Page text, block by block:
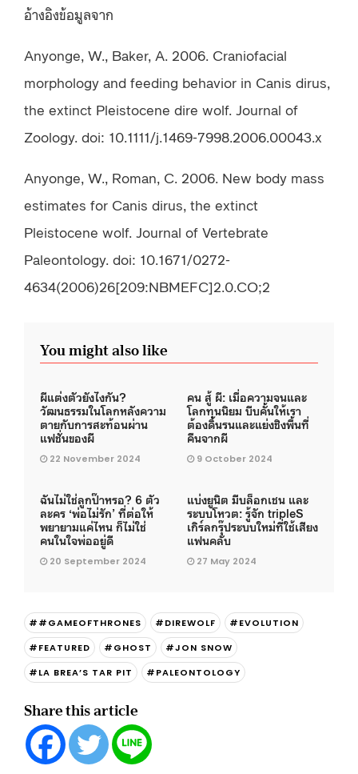
อ้างอิงข้อมูลจาก
Anyonge, W., Baker, A. 2006. Craniofacial
morphology and feeding behavior in Canis dirus,
the extinct Pleistocene dire wolf. Journal of
Zoology. doi: 10.1111/j.1469-7998.2006.00043.x
Anyonge, W., Roman, C. 2006. New body mass
estimates for Canis dirus, the extinct
Pleistocene wolf. Journal of Vertebrate
Paleontology. doi: 10.1671/0272-
4634(2006)26[209:NBMEFC]2.0.CO;2
You might also like
ผีแต่งตัวยังไงกัน?
วัฒนธรรมในโลกหลังความ
ตายกับการสะท้อนผ่าน
แฟชั่นของผี
22 November 2024
คน สู้ ผี: เมื่อความจนและ
โลกทุนนิยม บีบคั้นให้เรา
ต้องดิ้นรนและแย่งชิงพื้นที่
คืนจากผี
9 October 2024
ฉันไม่ใช่ลูกป๊าหรอ? 6 ตัว
ละคร ‘พ่อไม่รัก’ ที่ต่อให้
พยายามแค่ไหน ก็ไม่ใช่
คนในใจพ่ออยู่ดี
20 September 2024
แบ่งยูนิต มีบล็อกเชน และ
ระบบโหวต: รู้จัก tripleS
เกิร์ลกรุ๊ประบบใหม่ที่ใช้เสียง
แฟนคลับ
27 May 2024
##GAMEOFTHRONES #DIREWOLF
#EVOLUTION
#FEATURED
#GHOST
#JON SNOW
#LA BREA’S TAR PIT
#PALEONTOLOGY
Share this article